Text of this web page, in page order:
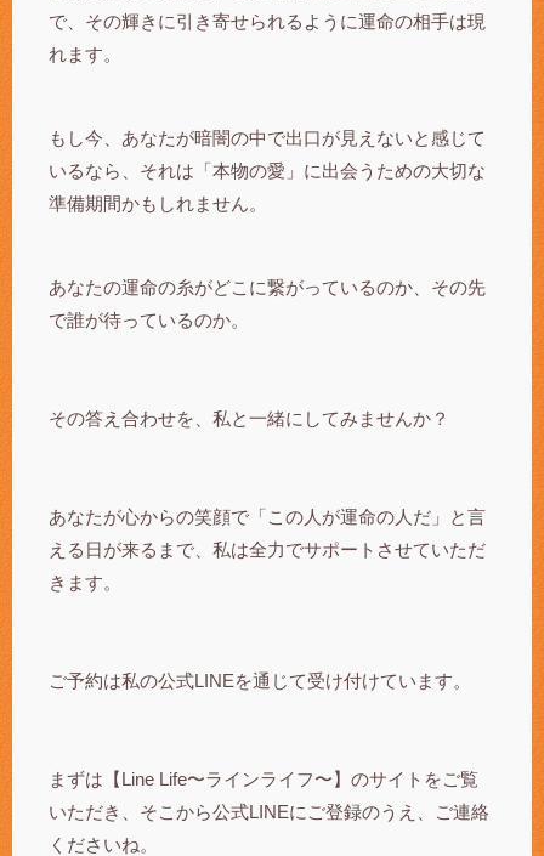
で、その輝きに引き寄せられるように運命の相手は現
れます。
もし今、あなたが暗闇の中で出口が見えないと感じて
いるなら、それは「本物の愛」に出会うための大切な
準備期間かもしれません。
あなたの運命の糸がどこに繋がっているのか、その先
で誰が待っているのか。
その答え合わせを、私と一緒にしてみませんか？
あなたが心からの笑顔で「この人が運命の人だ」と言
える日が来るまで、私は全力でサポートさせていただ
きます。
ご予約は私の公式LINEを通じて受け付けています。
まずは【Line Life〜ラインライフ〜】のサイトをご覧
いただき、そこから公式LINEにご登録のうえ、ご連絡
くださいね。